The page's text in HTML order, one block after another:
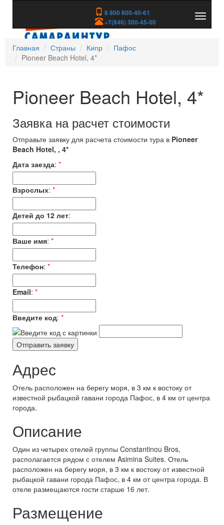
8 800 600-40-61
+7(846) 300-45-00
скрыть
Главная
Страны Кипр
Пафос
Pioneer Beach Hotel, 4*
Pioneer Beach Hotel, 4*
Заявка на расчет стоимости
Отправьте заявку для расчета стоимости тура в Pioneer
Beach Hotel, , 4*
Дата заезда: *
Взрослых: *
Детей до 12 лет:
Ваше имя: *
Телефон: *
Email: *
Введите код: *
Адрес
Отель расположен на берегу моря, в 3 км к востоку от
известной рыбацкой гавани города Пафос, в 4 км от центра
города.
Описание
Один из четырех отелей группы Constantinou Bros,
располагается рядом с отелем Asimina Suites. Отель
расположен на берегу моря, в 3 км к востоку от известной
рыбацкой гавани города Пафос, в 4 км от центра города. В
отеле размещаются гости старше 16 лет.
Размещение